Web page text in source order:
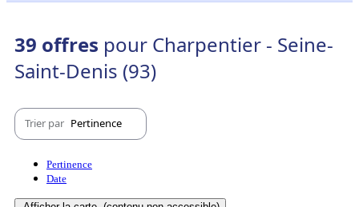
39 offres pour Charpentier - Seine-
Saint-Denis (93)
Trier par Pertinence
Pertinence
Date